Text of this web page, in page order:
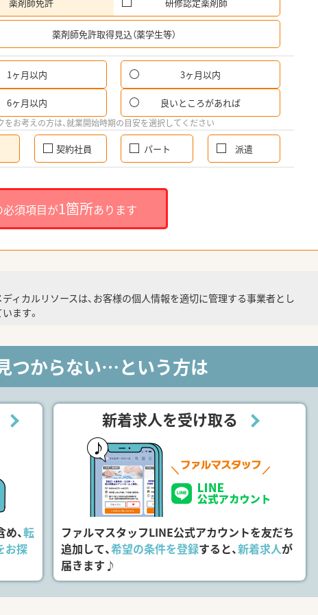
薬剤師免許 研修認定薬剤師
薬剤師免許取得見込（薬学生等）
1ヶ月以内 3ヶ月以内
6ヶ月以内 良いところがあれば
お考えの方は、就業開始時期の目安を選択してください
契約社員 パート 派遣
須項目が1箇所あります
ディカルリソースは、お客様の個人情報を適切に管理する事業者とし
ます。
つからない…という方は
、転
お探
新着求人を受け取る
ファルマスタッフLINE公式アカウントを友だち
追加して、希望の条件を登録すると、新着求人が
届きます♪